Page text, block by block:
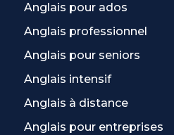
Anglais pour ados
Anglais professionnel
Anglais pour seniors
Anglais intensif
Anglais à distance
Anglais pour entreprises